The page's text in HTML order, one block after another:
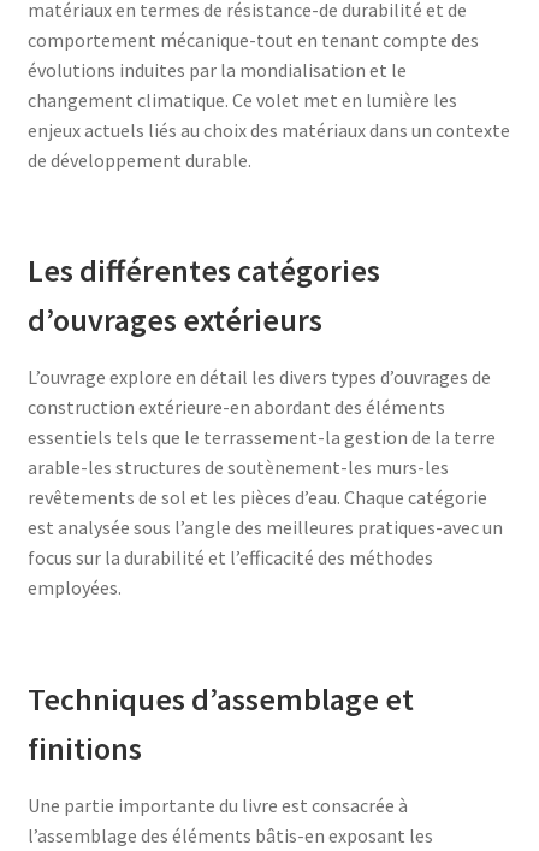
matériaux en termes de résistance-de durabilité et de
comportement mécanique-tout en tenant compte des
évolutions induites par la mondialisation et le
changement climatique. Ce volet met en lumière les
enjeux actuels liés au choix des matériaux dans un contexte
de développement durable.
Les différentes catégories
d’ouvrages extérieurs
L’ouvrage explore en détail les divers types d’ouvrages de
construction extérieure-en abordant des éléments
essentiels tels que le terrassement-la gestion de la terre
arable-les structures de soutènement-les murs-les
revêtements de sol et les pièces d’eau. Chaque catégorie
est analysée sous l’angle des meilleures pratiques-avec un
focus sur la durabilité et l’efficacité des méthodes
employées.
Techniques d’assemblage et
finitions
Une partie importante du livre est consacrée à
l’assemblage des éléments bâtis-en exposant les